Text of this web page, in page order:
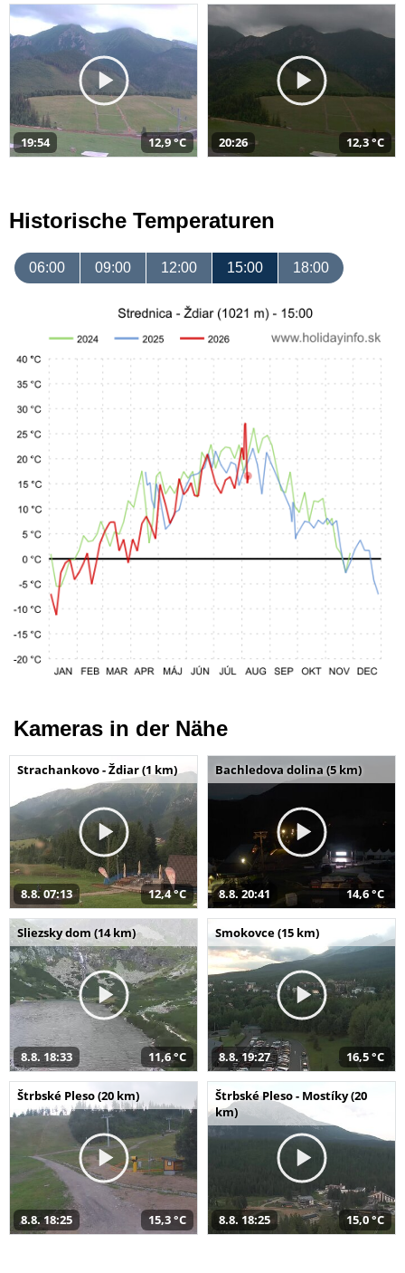
19:54 12,9 °C 20:26 12,3 °C
Historische Temperaturen
06:00 09:00 12:00 15:00 18:00
Kameras in der Nähe
Strachankovo - Ždiar (1 km)
8.8. 07:13 12,4 °C
Bachledova dolina (5 km)
8.8. 20:41 14,6 °C
Sliezsky dom (14 km)
8.8. 18:33 11,6 °C
Smokovce (15 km)
8.8. 19:27 16,5 °C
Štrbské Pleso (20 km)
8.8. 18:25 15,3 °C
Štrbské Pleso - Mostíky (20
km)
8.8. 18:25 15,0 °C